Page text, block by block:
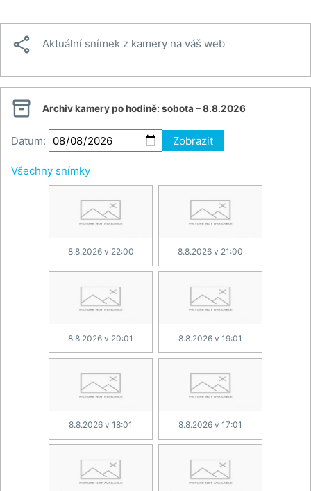
 Aktuální snímek z kamery na váš web
 Archiv kamery po hodině: sobota – 8.8.2026
Datum: Zobrazit
Všechny snímky
8.8.2026 v 22:00 8.8.2026 v 21:00
8.8.2026 v 20:01 8.8.2026 v 19:01
8.8.2026 v 18:01 8.8.2026 v 17:01